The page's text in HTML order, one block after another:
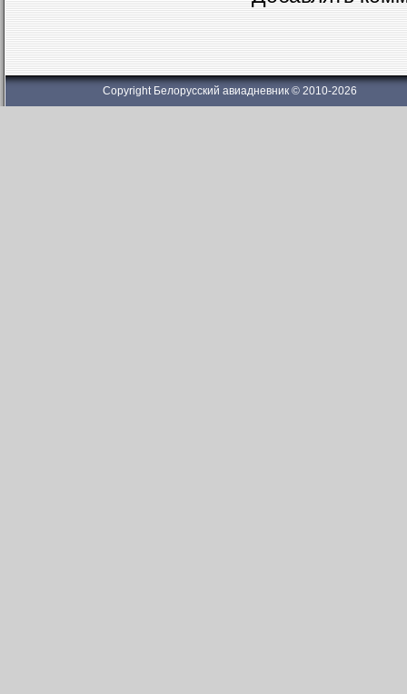
Copyright Белорусский авиадневник © 2010-2026